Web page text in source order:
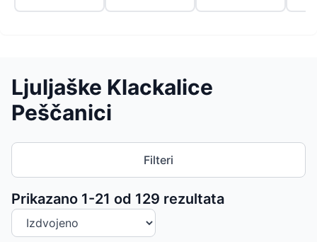
Ljuljaške Klackalice
Peščanici
Filteri
Prikazano 1-21 od 129 rezultata
Sortiranje proizvoda